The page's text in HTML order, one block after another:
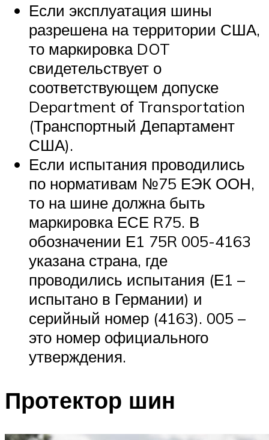
Если эксплуатация шины
разрешена на территории США,
то маркировка DOT
свидетельствует о
соответствующем допуске
Department оf Transportation
(Транспортный Департамент
США).
Если испытания проводились
по нормативам №75 ЕЭК ООН,
то на шине должна быть
маркировка ЕСЕ R75. В
обозначении Е1 75R 005-4163
указана страна, где
проводились испытания (Е1 –
испытано в Германии) и
серийный номер (4163). 005 –
это номер официального
утверждения.
Протектор шин